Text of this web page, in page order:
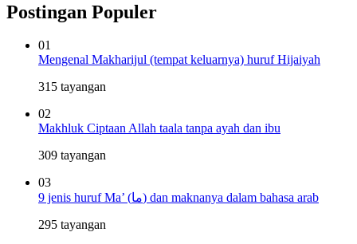
Postingan Populer
01
Mengenal Makharijul (tempat keluarnya) huruf Hijaiyah
315 tayangan
02
Makhluk Ciptaan Allah taala tanpa ayah dan ibu
309 tayangan
03
9 jenis huruf Ma’ (ما) dan maknanya dalam bahasa arab
295 tayangan